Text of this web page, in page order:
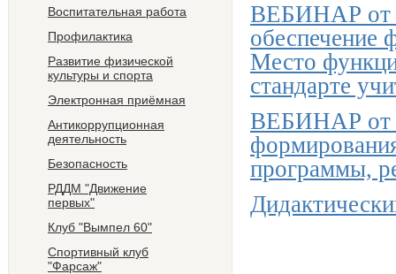
Воспитательная работа
Профилактика
Развитие физической
культуры и спорта
Электронная приёмная
Антикоррупционная
деятельность
Безопасность
РДДМ "Движение
первых"
Клуб "Вымпел 60"
Спортивный клуб
"Фарсаж"
ВЕБИНАР от
обеспечение
Место
стандарте
ВЕБИНАР от
программы,